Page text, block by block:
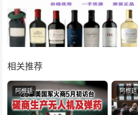
相关推荐
阿根廷 阿根廷